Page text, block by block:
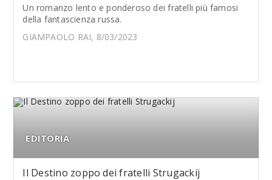
Un romanzo lento e ponderoso dei fratelli più famosi
della fantascienza russa.
GIAMPAOLO RAI, 8/03/2023
EDITORIA
Il Destino zoppo dei fratelli Strugackij